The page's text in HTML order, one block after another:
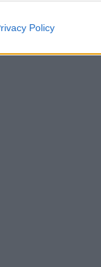
Policy
Mexico»